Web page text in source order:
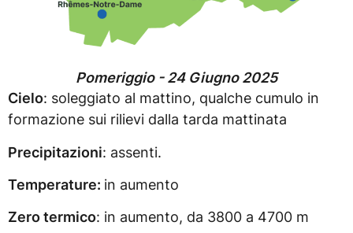
Pomeriggio - 24 Giugno 2025
Cielo: soleggiato al mattino, qualche cumulo in
formazione sui rilievi dalla tarda mattinata
Precipitazioni: assenti.
Temperature: in aumento
Zero termico: in aumento, da 3800 a 4700 m